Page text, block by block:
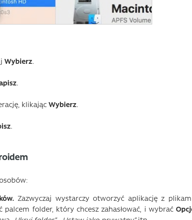
Wybierz.
.
klikającWybierz.
.
Zazwyczaj wystarczy otworzyć aplikację z
folder, który chcesz zahasłować, i wybrać